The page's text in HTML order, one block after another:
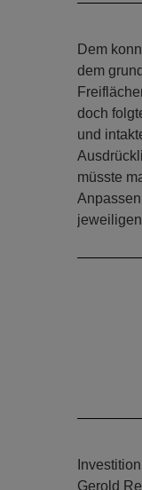
Dem
dem
doch
und
müsste
Gerold